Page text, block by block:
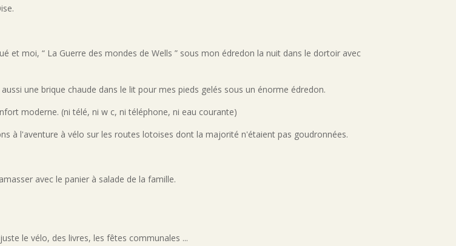
et moi, “ La Guerre des mondes de Wells ” sous mon édredon la nuit dans le dortoir avec
une brique chaude dans le lit pour mes pieds gelés sous un énorme édredon.
moderne. (ni télé, ni w c, ni téléphone, ni eau courante)
à l'aventure à vélo sur les routes lotoises dont la majorité n'étaient pas goudronnées.
avec le panier à salade de la famille.
le vélo, des livres, les fêtes communales ...